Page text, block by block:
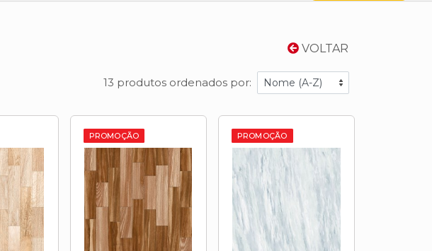
VOLTAR
13 produtos ordenados por:
PROMOÇÃO PROMOÇÃO